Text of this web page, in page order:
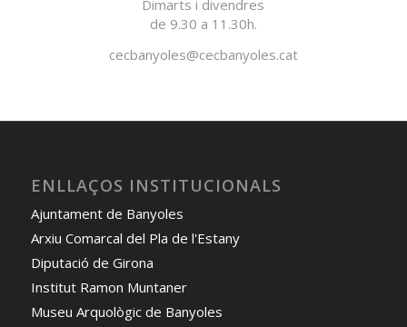
Dimarts i divendres
de 9.30 a 11.30h.
cecbanyoles@cecbanyoles.cat
ENLLAÇOS INSTITUCIONALS
Ajuntament de Banyoles
Arxiu Comarcal del Pla de l'Estany
Diputació de Girona
Institut Ramon Muntaner
Museu Arquològic de Banyoles